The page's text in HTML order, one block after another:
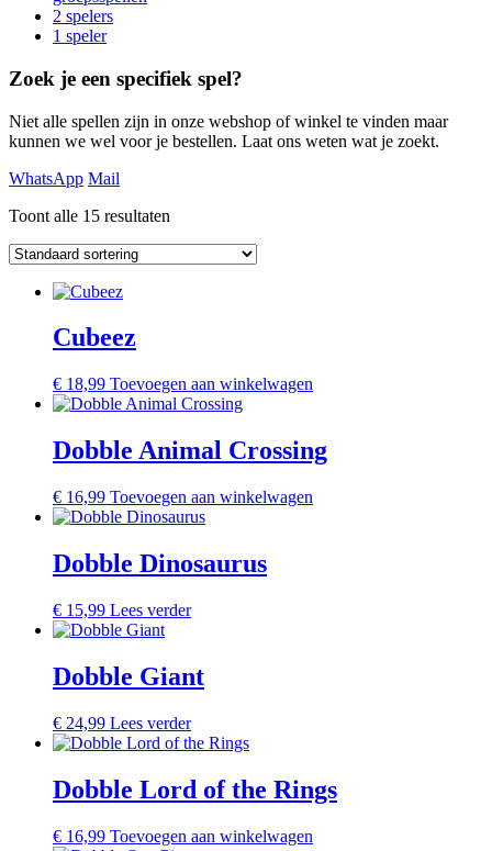
2 spelers
1 speler
Zoek je een specifiek spel?
Niet alle spellen zijn in onze webshop of winkel te vinden maar
kunnen we wel voor je bestellen. Laat ons weten wat je zoekt.
WhatsApp Mail
Toont alle 15 resultaten
Cubeez
€ 18,99 Toevoegen aan winkelwagen
Dobble Animal Crossing
€ 16,99 Toevoegen aan winkelwagen
Dobble Dinosaurus
€ 15,99 Lees verder
Dobble Giant
€ 24,99 Lees verder
Dobble Lord of the Rings
€ 16,99 Toevoegen aan winkelwagen